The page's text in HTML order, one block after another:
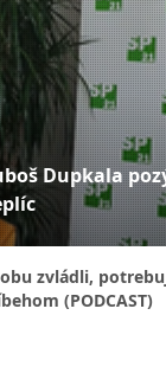
Dupkala
zvládli,
(PODCAST)